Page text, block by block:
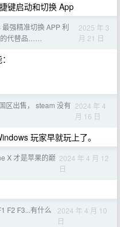
键启动和切换 App
最强精准切换 APP 利
代替品……
2025 年 3
月 21 日
区出售， steam 没有 2024 年 4
月 16 日
玩家早就玩上了。
X 才是苹果的巅 2024 年 4 月 12
日
F2 F3...有什么
2024 年 4 月 10
日